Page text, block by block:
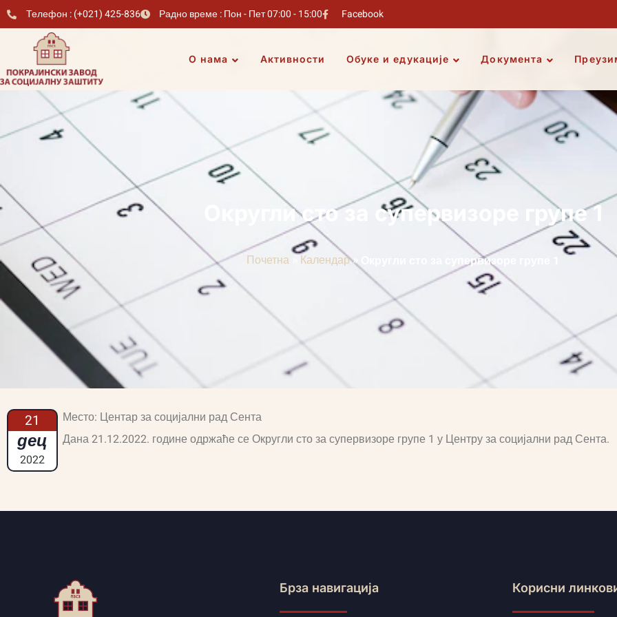
Телефон : (+021) 425-836 Радно време : Пон - Пет 07:00 - 15:00 Facebook
О нама Активности Обуке и едукације Документа
Округли сто за супервизоре групе 1
Почетна » Календар» Округли сто за супервизоре групе 1
21
дец
2022
Место: Центар за социјални рад Сента
Дана 21.12.2022. године одржаће се Округли сто за супервизоре групе 1 у Центру за социјални рад Сента.
Брза навигација Корисни